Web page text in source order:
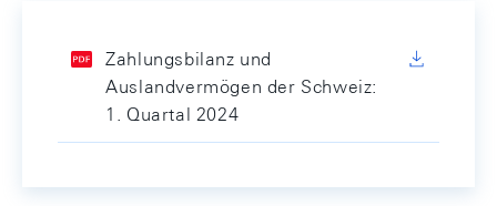
Zahlungsbilanz und
Auslandvermögen der Schweiz:
1. Quartal 2024